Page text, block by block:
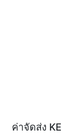
ค่าจัดส่ง